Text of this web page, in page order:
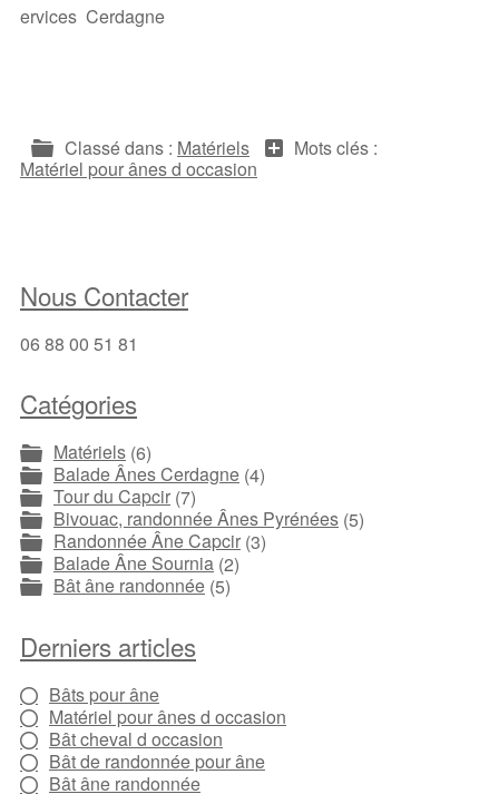
ervices Cerdagne
Classé dans : Matériels
Mots clés :
Matériel pour ânes d occasion
Nous Contacter
06 88 00 51 81
Catégories
Matériels (6)
Balade Ânes Cerdagne (4)
Tour du Capcir (7)
Bivouac, randonnée Ânes Pyrénées (5)
Randonnée Âne Capcir (3)
Balade Âne Sournia (2)
Bât âne randonnée (5)
Derniers articles
Bâts pour âne
Matériel pour ânes d occasion
Bât cheval d occasion
Bât de randonnée pour âne
Bât âne randonnée